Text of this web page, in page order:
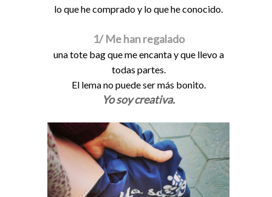
lo que he comprado y lo que he conocido.
1/ Me han regalado
una tote bag que me encanta y que llevo a
todas partes.
El lema no puede ser más bonito.
Yo soy creativa.